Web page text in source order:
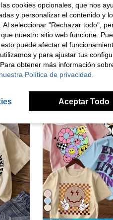
cookies opcionales, que nos
y personalizar el contenido y
Al seleccionar "Rechazar todo",
nuestro sitio web funcione.
puede afectar el
y para ajustar tus
obtener más información
Política de privacidad.
Aceptar Todo